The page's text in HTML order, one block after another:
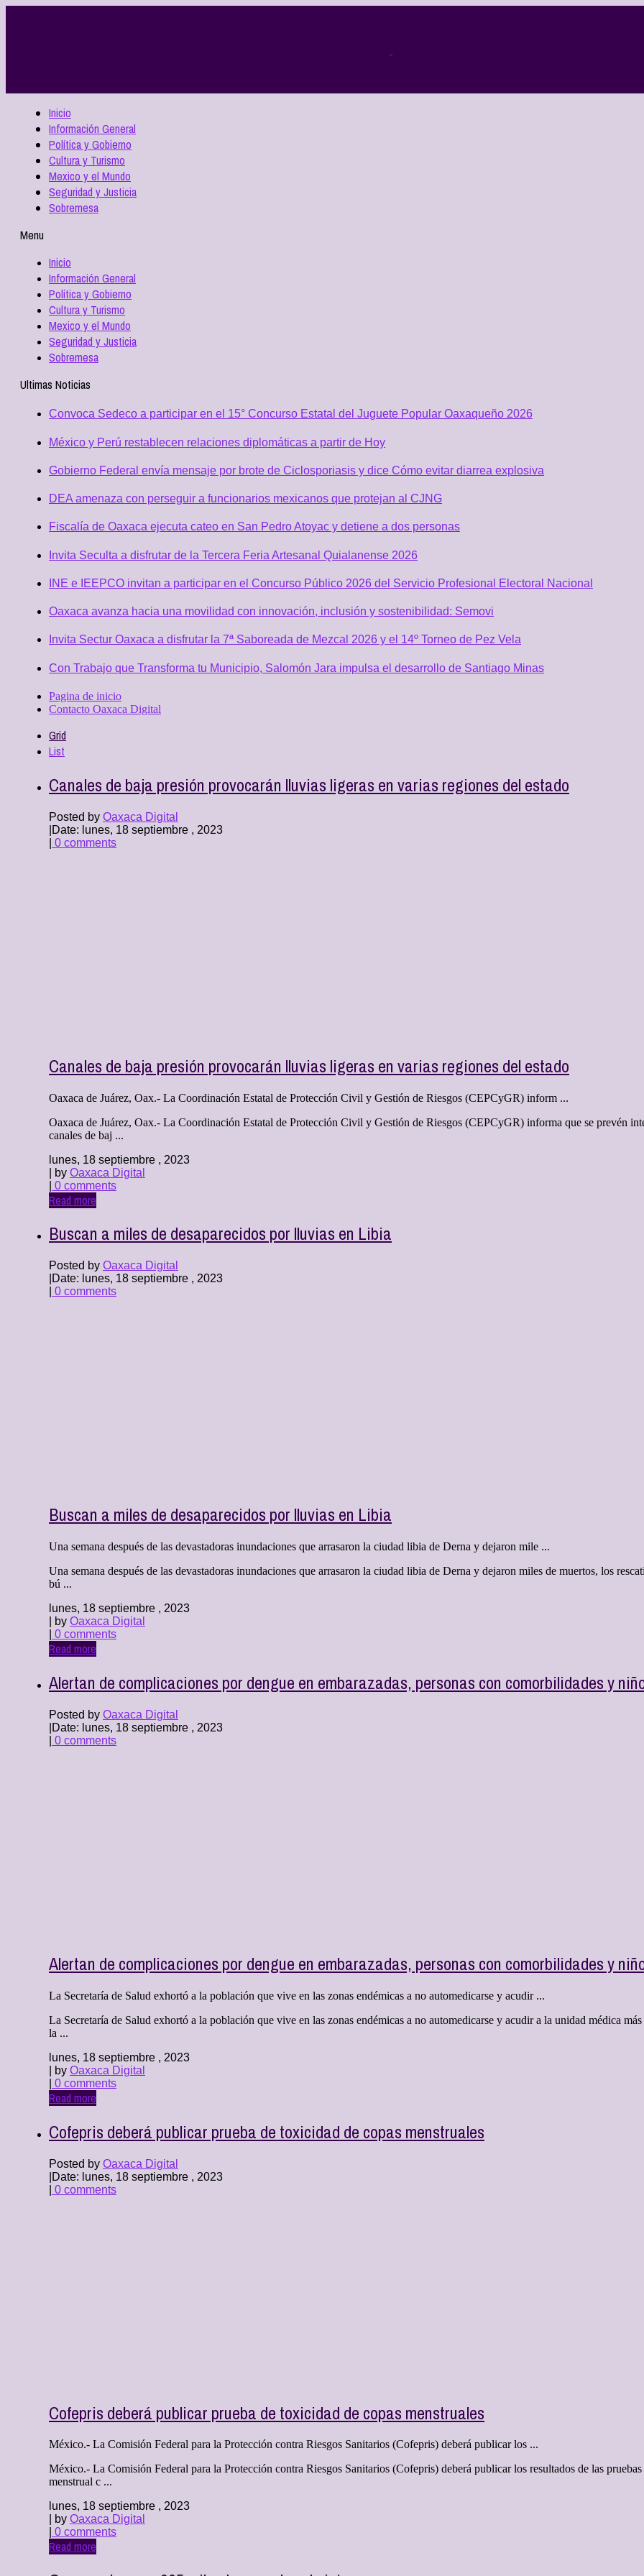
Inicio
Información General
Política y Gobierno
Cultura y Turismo
Mexico y el Mundo
Seguridad y Justicia
Sobremesa
Menu
Inicio
Información General
Política y Gobierno
Cultura y Turismo
Mexico y el Mundo
Seguridad y Justicia
Sobremesa
Ultimas Noticias
Convoca Sedeco a participar en el 15° Concurso Estatal del Juguete Popular Oaxaqueño 2026
México y Perú restablecen relaciones diplomáticas a partir de Hoy
Gobierno Federal envía mensaje por brote de Ciclosporiasis y dice Cómo evitar diarrea explosiva
DEA amenaza con perseguir a funcionarios mexicanos que protejan al CJNG
Fiscalía de Oaxaca ejecuta cateo en San Pedro Atoyac y detiene a dos personas
Invita Seculta a disfrutar de la Tercera Feria Artesanal Quialanense 2026
INE e IEEPCO invitan a participar en el Concurso Público 2026 del Servicio Profesional Electoral Nacional
Oaxaca avanza hacia una movilidad con innovación, inclusión y sostenibilidad: Semovi
Invita Sectur Oaxaca a disfrutar la 7ª Saboreada de Mezcal 2026 y el 14º Torneo de Pez Vela
Con Trabajo que Transforma tu Municipio, Salomón Jara impulsa el desarrollo de Santiago Minas
Pagina de inicio
Contacto Oaxaca Digital
Grid
List
Canales de baja presión provocarán lluvias ligeras en varias regiones del estado
Posted by Oaxaca Digital
Date: lunes, 18 septiembre , 2023
0 comments
Canales de baja presión provocarán lluvias ligeras en varias regiones del estado
Oaxaca de Juárez, Oax.- La Coordinación Estatal de Protección Civil y Gestión de Riesgos (CEPCyGR) inform ...
Oaxaca de Juárez, Oax.- La Coordinación Estatal de Protección Civil y Gestión de Riesgos (CEPCyGR) informa que se prevén
canales de baj ...
lunes, 18 septiembre , 2023
| by Oaxaca Digital
0 comments
Read more
Buscan a miles de desaparecidos por lluvias en Libia
Posted by Oaxaca Digital
Date: lunes, 18 septiembre , 2023
0 comments
Buscan a miles de desaparecidos por lluvias en Libia
Una semana después de las devastadoras inundaciones que arrasaron la ciudad libia de Derna y dejaron mile ...
Una semana después de las devastadoras inundaciones que arrasaron la ciudad libia de Derna y dejaron miles de muertos, los
bú ...
lunes, 18 septiembre , 2023
| by Oaxaca Digital
0 comments
Read more
Alertan de complicaciones por dengue en embarazadas, personas con comorbilidades y
Posted by Oaxaca Digital
Date: lunes, 18 septiembre , 2023
0 comments
Alertan de complicaciones por dengue en embarazadas, personas con comorbilidades y
La Secretaría de Salud exhortó a la población que vive en las zonas endémicas a no automedicarse y acudir ...
La Secretaría de Salud exhortó a la población que vive en las zonas endémicas a no automedicarse y acudir a la unidad médica
la ...
lunes, 18 septiembre , 2023
| by Oaxaca Digital
0 comments
Read more
Cofepris deberá publicar prueba de toxicidad de copas menstruales
Posted by Oaxaca Digital
Date: lunes, 18 septiembre , 2023
0 comments
Cofepris deberá publicar prueba de toxicidad de copas menstruales
México.- La Comisión Federal para la Protección contra Riesgos Sanitarios (Cofepris) deberá publicar los ...
México.- La Comisión Federal para la Protección contra Riesgos Sanitarios (Cofepris) deberá publicar los resultados de las
menstrual c ...
lunes, 18 septiembre , 2023
| by Oaxaca Digital
0 comments
Read more